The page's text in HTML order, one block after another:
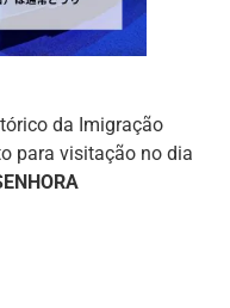
da Imigração
para visitação no dia